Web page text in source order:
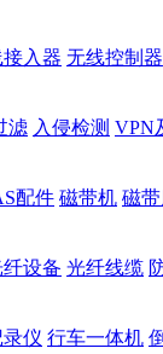
入器 无线控制器
滤 入侵检测 VPN
配件 磁带机 磁
设备 光纤线缆
仪 行车一体机